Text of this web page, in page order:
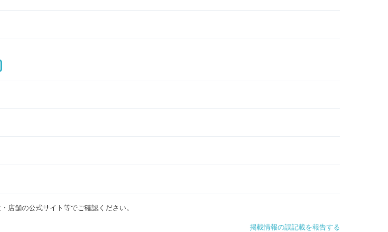
店舗の公式サイト等でご確認ください。
掲載情報の誤記載を報告する